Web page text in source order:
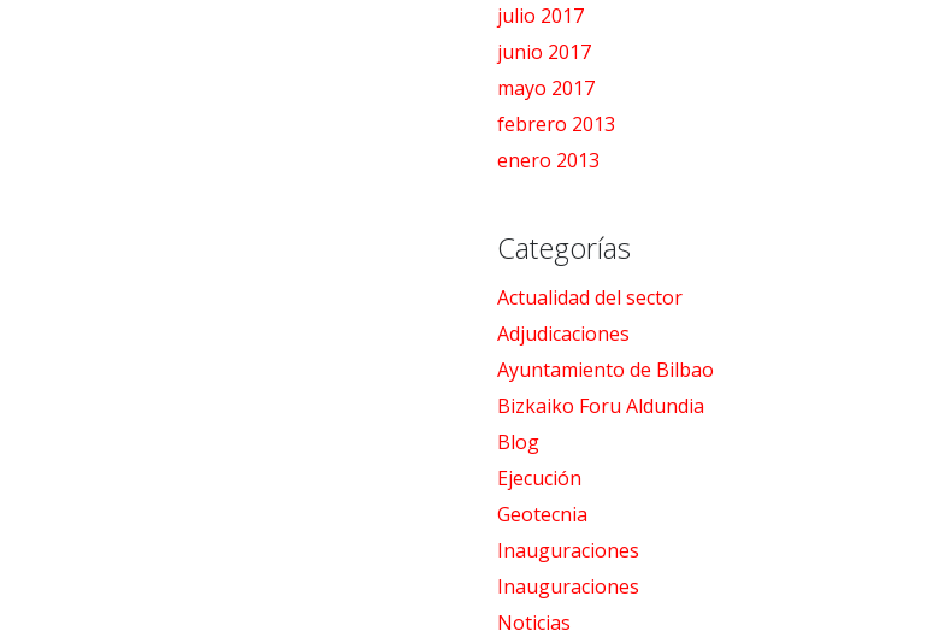
julio 2017
junio 2017
mayo 2017
febrero 2013
enero 2013
Categorías
Actualidad del sector
Adjudicaciones
Ayuntamiento de Bilbao
Bizkaiko Foru Aldundia
Blog
Ejecución
Geotecnia
Inauguraciones
Inauguraciones
Noticias